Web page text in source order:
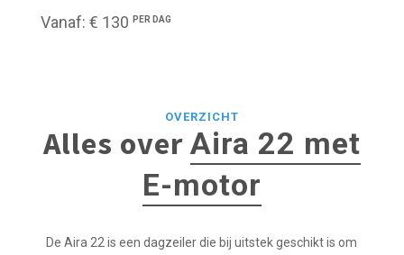
Vanaf: € 130 PER DAG
OVERZICHT
Alles over Aira 22 met
E-motor
De Aira 22 is een dagzeiler die bij uitstek geschikt is om